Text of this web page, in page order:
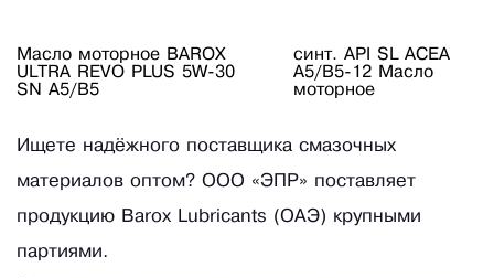
Масло моторное BAROX
ULTRA REVO PLUS 5W-30
SN A5/B5
синт. API SL AСEA
A5/B5-12 Масло
моторное
Ищете надёжного поставщика смазочных
материалов оптом? ООО «ЭПР» поставляет
продукцию Barox Lubricants (ОАЭ) крупными
партиями.